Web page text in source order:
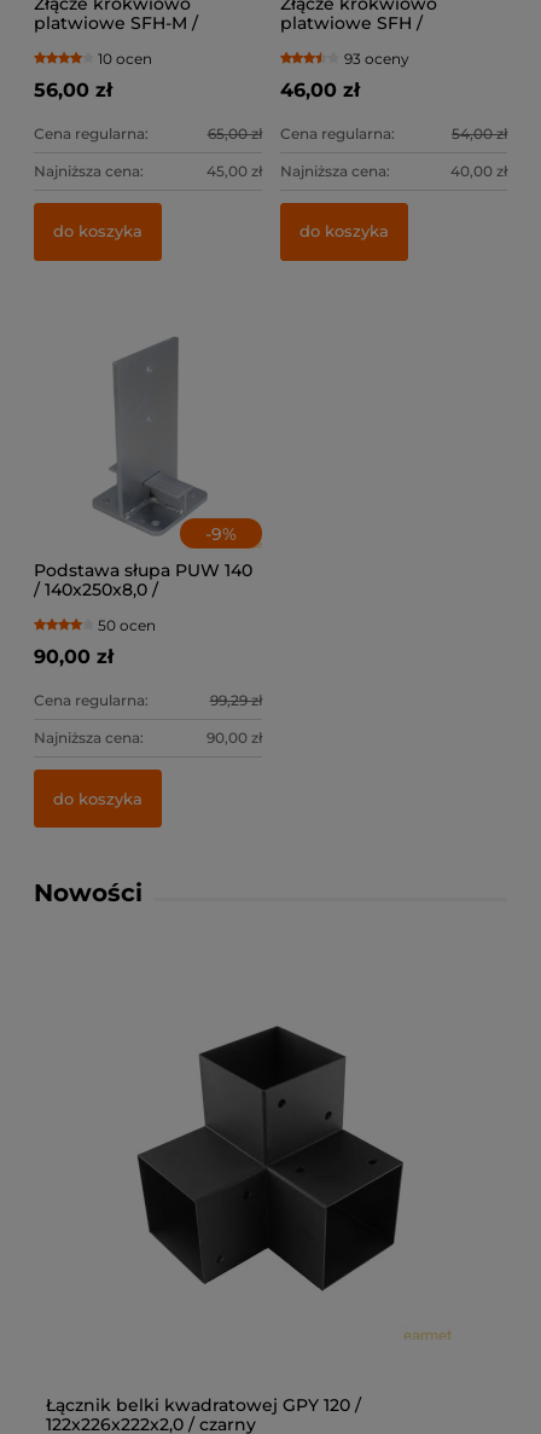
platwiowe SFH-M /
10 ocen
56,00 zł
Cena regularna: 65,00 zł
Najniższa cena: 45,00 zł
do koszyka
platwiowe SFH /
93 oceny
46,00 zł
Cena regularna: 54,00 zł
Najniższa cena: 40,00 zł
do koszyka
-9%
Podstawa słupa PUW 140
/ 140x250x8,0 /
50 ocen
90,00 zł
Cena regularna: 99,29 zł
Najniższa cena: 90,00 zł
do koszyka
Nowości
Łącznik belki kwadratowej GPY 120 /
122x226x222x2,0 / czarny